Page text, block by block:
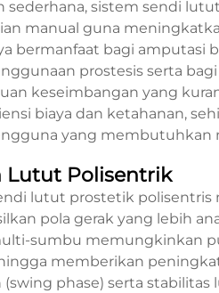
sederhana, sistem sendi
manual guna
bermanfaat bagi amputasi
prostesis serta
keseimbangan yang
biaya dan ketahanan,
yang membutuhkan
Lutut Polisentrik
lutut prostetik
pola gerak yang lebih
sumbu memungkinkan
memberikan
(swing phase) serta